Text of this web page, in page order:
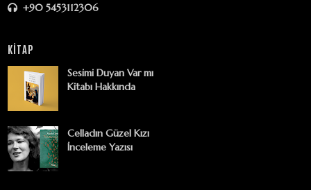
+90 5453112306
KİTAP
Sesimi Duyan Var mı
Kitabı Hakkında
Celladın Güzel Kızı
İnceleme Yazısı